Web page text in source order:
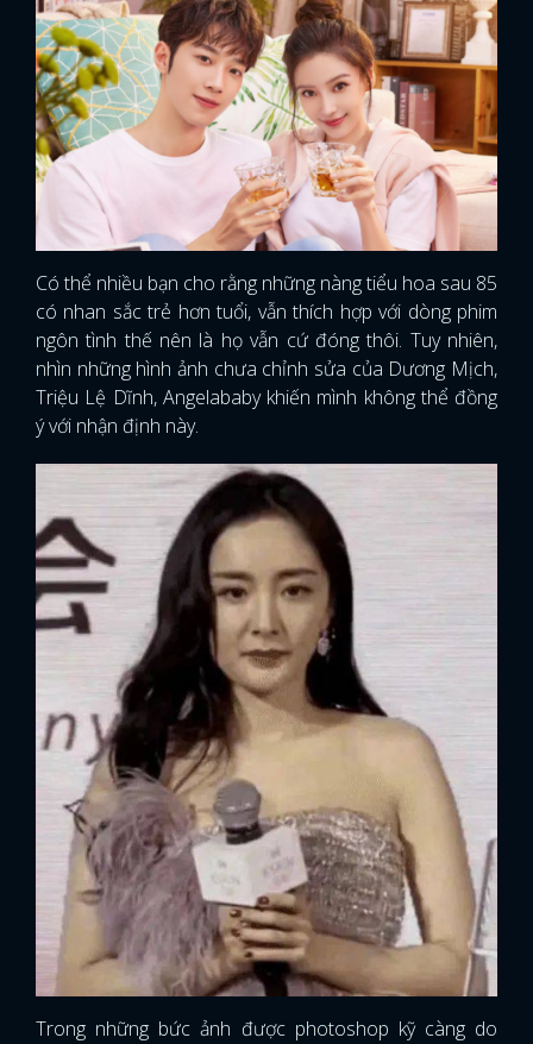
Có thể nhiều bạn cho rằng những nàng tiểu hoa sau 85
có nhan sắc trẻ hơn tuổi, vẫn thích hợp với dòng phim
ngôn tình thế nên là họ vẫn cứ đóng thôi. Tuy nhiên,
nhìn những hình ảnh chưa chỉnh sửa của Dương Mịch,
Triệu Lệ Dĩnh, Angelababy khiến mình không thể đồng
ý với nhận định này.
Trong những bức ảnh được photoshop kỹ càng do